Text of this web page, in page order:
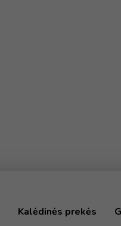
Kalėdinės prekės